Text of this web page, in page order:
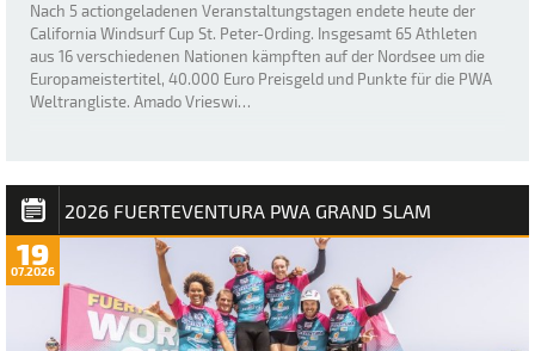
Nach 5 actiongeladenen Veranstaltungstagen endete heute der
California Windsurf Cup St. Peter-Ording. Insgesamt 65 Athleten
aus 16 verschiedenen Nationen kämpften auf der Nordsee um die
Europameistertitel, 40.000 Euro Preisgeld und Punkte für die PWA
Weltrangliste. Amado Vrieswi…
2026 FUERTEVENTURA PWA GRAND SLAM
19
07.2026